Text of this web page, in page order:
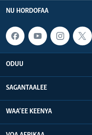
NU HORDOFAA
ODUU
SAGANTAALEE
WAA’EE KEENYA